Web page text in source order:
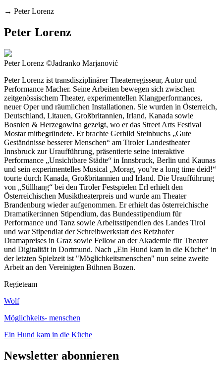
→ Peter Lorenz
Peter Lorenz
Peter Lorenz ©Jadranko Marjanović
Peter Lorenz ist transdisziplinärer Theaterregisseur, Autor und
Performance Macher. Seine Arbeiten bewegen sich zwischen
zeitgenössischem Theater, experimentellen Klangperformances,
neuer Oper und räumlichen Installationen. Sie wurden in Österreich,
Deutschland, Litauen, Großbritannien, Irland, Kanada sowie
Bosnien & Herzegowina gezeigt, wo er das Street Arts Festival
Mostar mitbegründete. Er brachte Gerhild Steinbuchs „Gute
Geständnisse besserer Menschen“ am Tiroler Landestheater
Innsbruck zur Uraufführung, präsentierte seine interaktive
Performance „Unsichtbare Städte“ in Innsbruck, Berlin und Kaunas
und sein experimentelles Musical „Morag, you’re a long time deid!“
tourte durch Kanada, Großbritannien und Irland. Die Uraufführung
von „Stillhang“ bei den Tiroler Festspielen Erl erhielt den
Österreichischen Musiktheaterpreis und wurde am Theater
Brandenburg wieder aufgenommen. Er erhielt das österreichische
Dramatiker:innen Stipendium, das Bundesstipendium für
Performance und Tanz sowie Arbeitsstipendien des Landes Tirol
und war Stipendiat der Schreibwerkstatt des Retzhofer
Dramapreises in Graz sowie Fellow an der Akademie für Theater
und Digitalität in Dortmund. Nach „Ein Hund kam in die Küche“ in
der letzten Spielzeit ist "Möglichkeitsmenschen" nun seine zweite
Arbeit an den Vereinigten Bühnen Bozen.
Regieteam
Wolf
Möglichkeits- menschen
Ein Hund kam in die Küche
Newsletter abonnieren